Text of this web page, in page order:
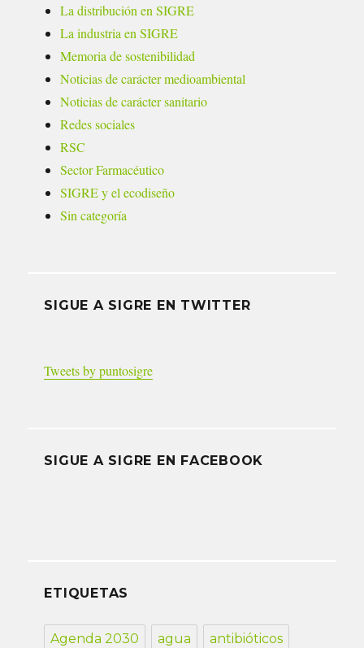
La distribución en SIGRE
La industria en SIGRE
Memoria de sostenibilidad
Noticias de carácter medioambiental
Noticias de carácter sanitario
Redes sociales
RSC
Sector Farmacéutico
SIGRE y el ecodiseño
Sin categoría
SIGUE A SIGRE EN TWITTER
Tweets by puntosigre
SIGUE A SIGRE EN FACEBOOK
ETIQUETAS
Agenda 2030 agua antibióticos